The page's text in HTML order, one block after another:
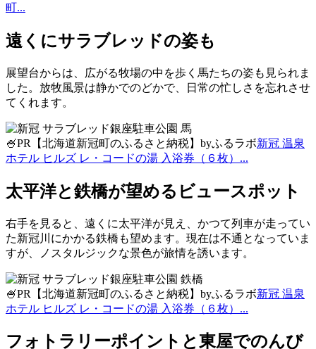
町...
遠くにサラブレッドの姿も
展望台からは、広がる牧場の中を歩く馬たちの姿も見られま
した。放牧風景は静かでのどかで、日常の忙しさを忘れさせ
てくれます。
🍧PR【北海道新冠町のふるさと納税】byふるラボ新冠 温泉
ホテル ヒルズ レ・コードの湯 入浴券（６枚）...
太平洋と鉄橋が望めるビュースポット
右手を見ると、遠くに太平洋が見え、かつて列車が走ってい
た新冠川にかかる鉄橋も望めます。現在は不通となっていま
すが、ノスタルジックな景色が旅情を誘います。
🍧PR【北海道新冠町のふるさと納税】byふるラボ新冠 温泉
ホテル ヒルズ レ・コードの湯 入浴券（６枚）...
フォトラリーポイントと東屋でのんび